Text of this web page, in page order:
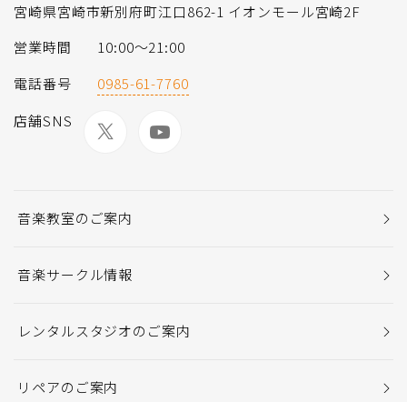
宮崎県宮崎市新別府町江口862-1 イオンモール宮崎2F
営業時間
10:00〜21:00
電話番号
0985-61-7760
店舗SNS
音楽教室のご案内
音楽サークル情報
レンタルスタジオのご案内
リペアのご案内